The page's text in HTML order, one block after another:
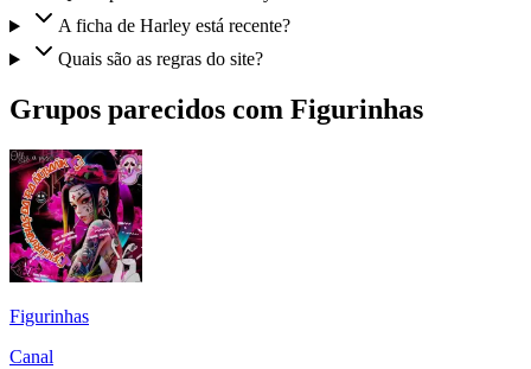
A ficha de Harley está recente?
Quais são as regras do site?
Grupos parecidos com Figurinhas
Figurinhas
Canal